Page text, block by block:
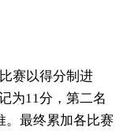
赛以得分制进
为11分，第二名
。最终累加各比赛